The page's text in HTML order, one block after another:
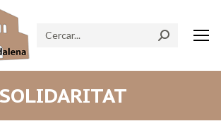
Search:
SOLIDARITAT